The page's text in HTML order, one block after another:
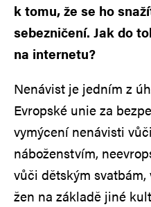
k tomu, že se ho
sebezničení. Jak do
na internetu?
Nenávist je jedním z
Evropské unie za
vymýcení nenávisti
náboženstvím,
vůči dětským
žen na základě jiné